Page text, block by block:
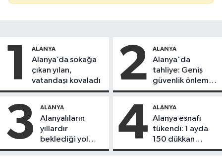
1 ALANYA
Alanya’da sokağa
çıkan yılan,
vatandaşı kovaladı
2 ALANYA
Alanya'da
tahliye: Geniş
güvenlik önlemi
alındı
3 ALANYA
Alanyalıların
yıllardır
beklediği yol
askıdan döndü
4 ALANYA
Alanya esnafı
tükendi: 1 ayda
150 dükkan
kapandı